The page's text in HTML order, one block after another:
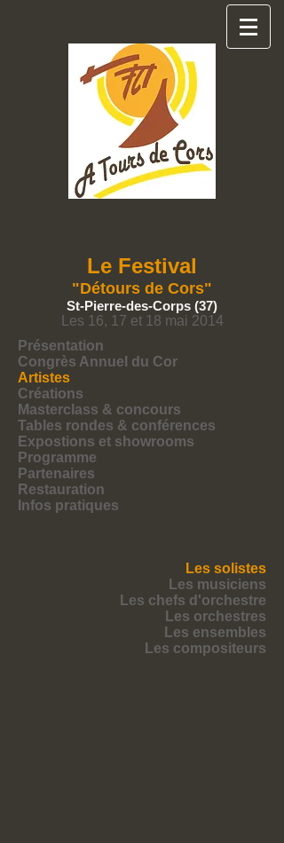
Le Festival
"Détours de Cors"
St-Pierre-des-Corps (37)
Les 16, 17 et 18 mai 2014
Présentation
Congrès Annuel du Cor
Artistes
Créations
Masterclass & concours
Tables rondes & conférences
Expostions et showrooms
Programme
Partenaires
Restauration
Infos pratiques
Les solistes
Les musiciens
Les chefs d'orchestre
Les orchestres
Les ensembles
Les compositeurs